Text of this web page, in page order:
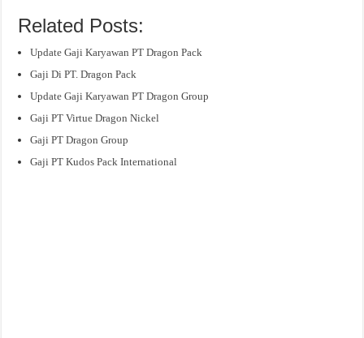
Related Posts:
Update Gaji Karyawan PT Dragon Pack
Gaji Di PT. Dragon Pack
Update Gaji Karyawan PT Dragon Group
Gaji PT Virtue Dragon Nickel
Gaji PT Dragon Group
Gaji PT Kudos Pack International